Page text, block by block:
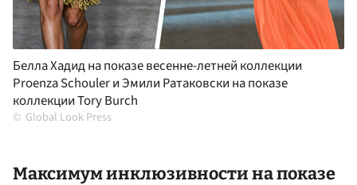
Белла Хадид на показе весенне-летней коллекции
Proenza Schouler и Эмили Ратаковски на показе
коллекции Tory Burch
Global Look Press
Максимум инклюзивности на показе